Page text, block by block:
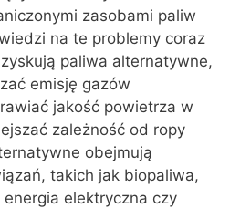
zasobami paliw
na te problemy coraz
paliwa alternatywne,
emisję gazów
jakość powietrza w
zależność od ropy
obejmują
takich jak biopaliwa,
elektryczna czy